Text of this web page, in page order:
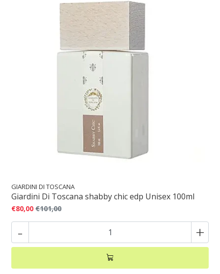
GIARDINI DI TOSCANA
Giardini Di Toscana shabby chic edp Unisex 100ml
€80,00 €101,00
- +